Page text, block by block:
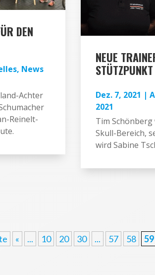
DEN
, News
Achter
Reinelt-
NEUE
Dez. 7, 2021 |
2021
Tim Schönberg
Skull-Bereich,
wird Sabine
« ... 10 20 30 ... 57 58 59